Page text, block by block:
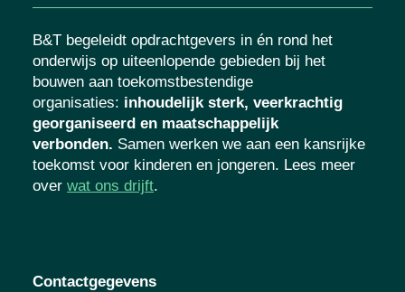
B&T begeleidt opdrachtgevers in én rond het
onderwijs op uiteenlopende gebieden bij het
bouwen aan toekomstbestendige
organisaties: inhoudelijk sterk, veerkrachtig
georganiseerd en maatschappelijk
verbonden. Samen werken we aan een kansrijke
toekomst voor kinderen en jongeren. Lees meer
over wat ons drijft.
Contactgegevens